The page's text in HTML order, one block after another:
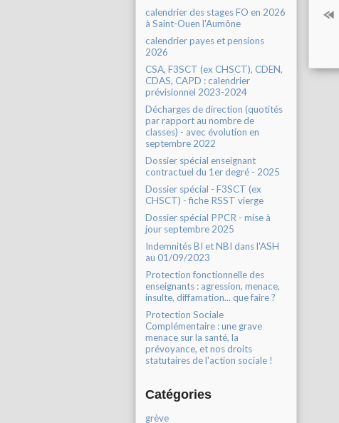
calendrier des stages FO en 2026
à Saint-Ouen l'Aumône
calendrier payes et pensions
2026
CSA, F3SCT (ex CHSCT), CDEN,
CDAS, CAPD : calendrier
prévisionnel 2023-2024
Décharges de direction (quotités
par rapport au nombre de
classes) - avec évolution en
septembre 2022
Dossier spécial enseignant
contractuel du 1er degré - 2025
Dossier spécial - F3SCT (ex
CHSCT) - fiche RSST vierge
Dossier spécial PPCR - mise à
jour septembre 2025
Indemnités BI et NBI dans l'ASH
au 01/09/2023
Protection fonctionnelle des
enseignants : agression, menace,
insulte, diffamation... que faire ?
Protection Sociale
Complémentaire : une grave
menace sur la santé, la
prévoyance, et nos droits
statutaires de l'action sociale !
Catégories
grève